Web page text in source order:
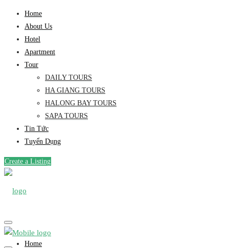
Home
About Us
Hotel
Apartment
Tour
DAILY TOURS
HA GIANG TOURS
HALONG BAY TOURS
SAPA TOURS
Tin Tức
Tuyển Dụng
Create a Listing
Home